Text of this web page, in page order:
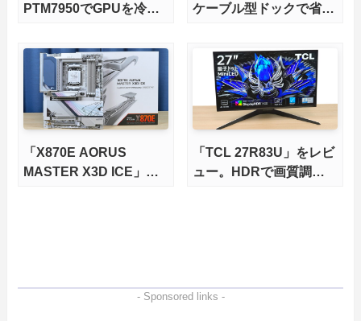
PTM7950でGPUを冷や
ケーブル型ドックで省ス
ップデートにも対応可
能！
「X870E AORUS
MASTER X3D ICE」を
「TCL 27R83U」をレビ
ュー。HDRで画質調整
- Sponsored links -